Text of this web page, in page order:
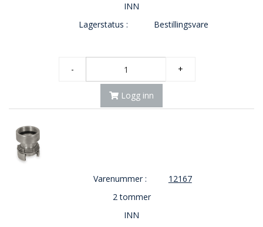
INN
Lagerstatus :
Bestillingsvare
- +
Logg inn
Varenummer :
12167
2 tommer
INN